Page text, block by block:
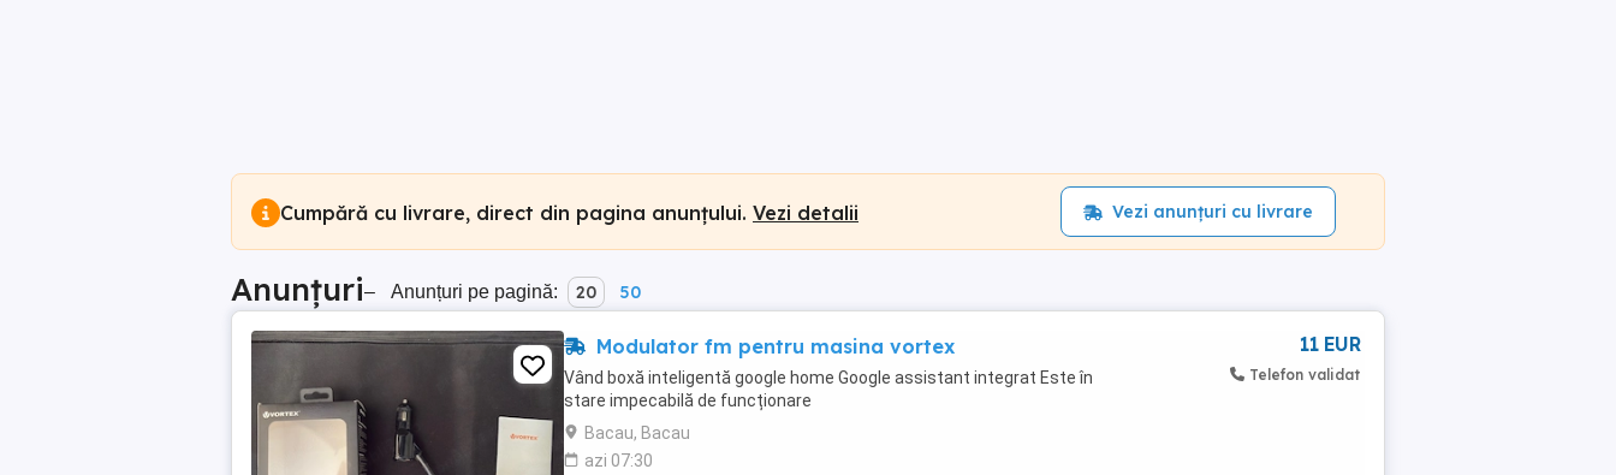
Cumpără cu livrare, direct din pagina anunțului. Vezi detalii Vezi anunțuri cu livrare
Anunțuri– Anunțuri pe pagină: 20 50
Modulator fm pentru masina vortex
Vând boxă inteligentă google home Google assistant integrat Este în
stare impecabilă de funcționare
Bacau, Bacau
azi 07:30
11 EUR
Telefon validat